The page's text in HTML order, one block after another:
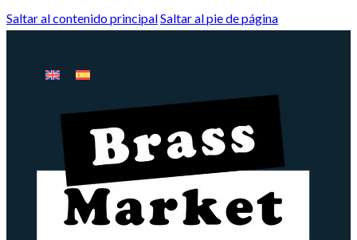
Saltar al contenido principalSaltar al pie de página